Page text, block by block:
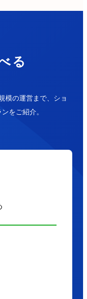
る
模の運営まで、ショ
をご紹介。